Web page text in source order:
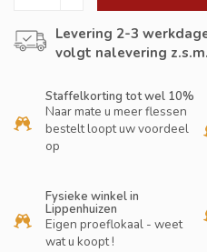
Levering 2-3
volgt nalevering z.s.m.
Staffelkorting tot wel 10%
Naar mate u meer flessen
bestelt loopt uw voordeel
op
Fysieke winkel in
Lippenhuizen
Eigen proeflokaal - weet
wat u koopt !